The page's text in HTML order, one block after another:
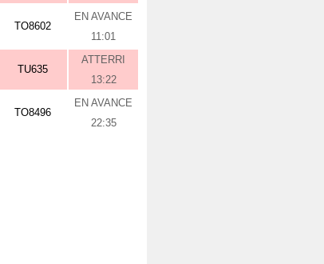
TO8602
EN AVANCE
11:01
TU635
ATTERRI
13:22
TO8496
EN AVANCE
22:35